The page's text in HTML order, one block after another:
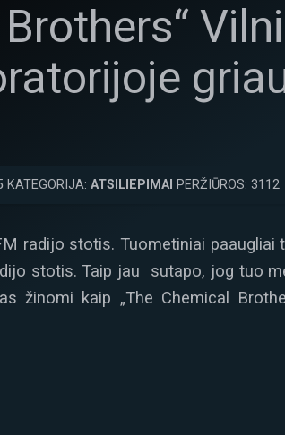
ATSILIEPIMAI PERŽIŪROS: 3112
radijo stotis. Tuometiniai paaugliai
stotis. Taip jau sutapo, jog tuo
žinomi kaip „The Chemical